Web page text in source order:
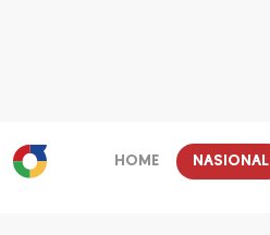
HOME NASIONAL